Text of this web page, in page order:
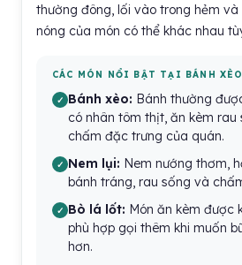
thường đông, lối vào trong hẻm
nóng của món có thể khác nhau
CÁC MÓN NỔI BẬT TẠI BÁNH
Bánh xèo: Bánh thường
có nhân tôm thịt, ăn kèm
chấm đặc trưng của quán.
Nem lụi: Nem nướng thơm,
bánh tráng, rau sống và
Bò lá lốt: Món ăn kèm được
phù hợp gọi thêm khi muốn
hơn.